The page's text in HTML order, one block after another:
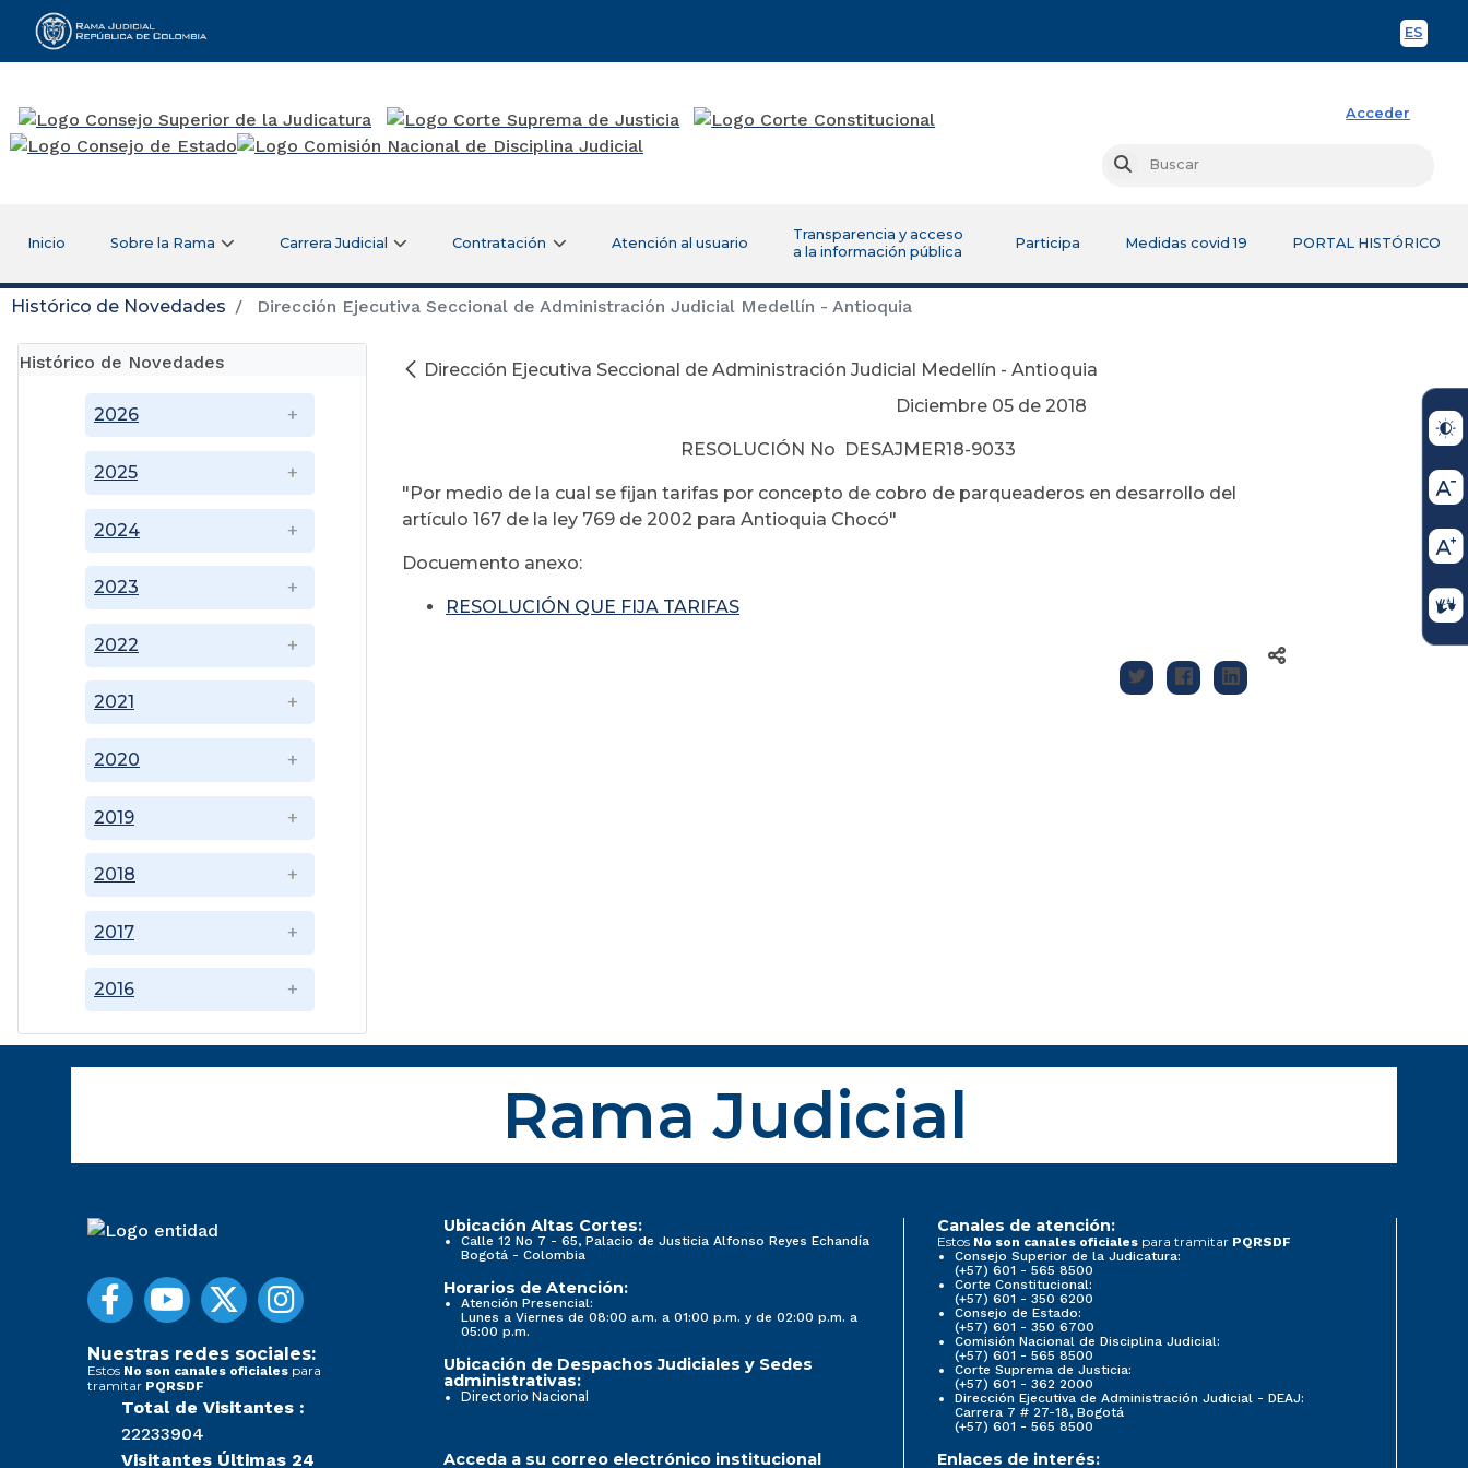
ES
Rama Judicial
Acceder
Buscar
Inicio Sobre la Rama Carrera Judicial Contratación Atención al usuario
Transparencia y acceso
a la información pública
Participa Medidas covid 19 PORTAL HISTÓRICO
Histórico de Novedades Dirección Ejecutiva Seccional de Administración Judicial Medellín - Antioquia
Histórico de Novedades
2016
2017
2018
2019
2020
2021
2022
2023
2024
2025
2026
Dirección Ejecutiva Seccional de Administración Judicial Medellín - Antioquia
Diciembre 05 de 2018
RESOLUCIÓN No DESAJMER18-9033
"Por medio de la cual se fijan tarifas por concepto de cobro de parqueaderos en desarrollo del
artículo 167 de la ley 769 de 2002 para Antioquia Chocó"
Docuemento anexo:
RESOLUCIÓN QUE FIJA TARIFAS
Rama Judicial
Nuestras redes sociales:
Estos No son canales oficiales para
tramitar PQRSDF
Total de Visitantes :
22233904
Visitantes Últimas 24
Ubicación Altas Cortes:
Calle 12 No 7 - 65, Palacio de Justicia Alfonso Reyes Echandía
Bogotá - Colombia
Horarios de Atención:
Atención Presencial:
Lunes a Viernes de 08:00 a.m. a 01:00 p.m. y de 02:00 p.m. a
05:00 p.m.
Ubicación de Despachos Judiciales y Sedes
administrativas:
Directorio Nacional
Canales de atención:
Estos No son canales oficiales para tramitar PQRSDF
Consejo Superior de la Judicatura:
(+57) 601 - 565 8500
Corte Constitucional:
(+57) 601 - 350 6200
Consejo de Estado:
(+57) 601 - 350 6700
Comisión Nacional de Disciplina Judicial:
(+57) 601 - 565 8500
Corte Suprema de Justicia:
(+57) 601 - 362 2000
Dirección Ejecutiva de Administración Judicial - DEAJ:
Carrera 7 # 27-18, Bogotá
(+57) 601 - 565 8500
Acceda a su correo electrónico institucional Enlaces de interés: